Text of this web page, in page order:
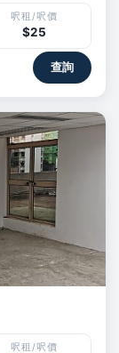
呎租/呎價
$25
查詢
呎租/呎價